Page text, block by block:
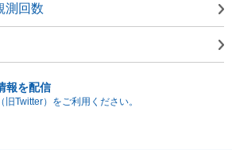
測回数
報を配信
Twitter）をご利用ください。